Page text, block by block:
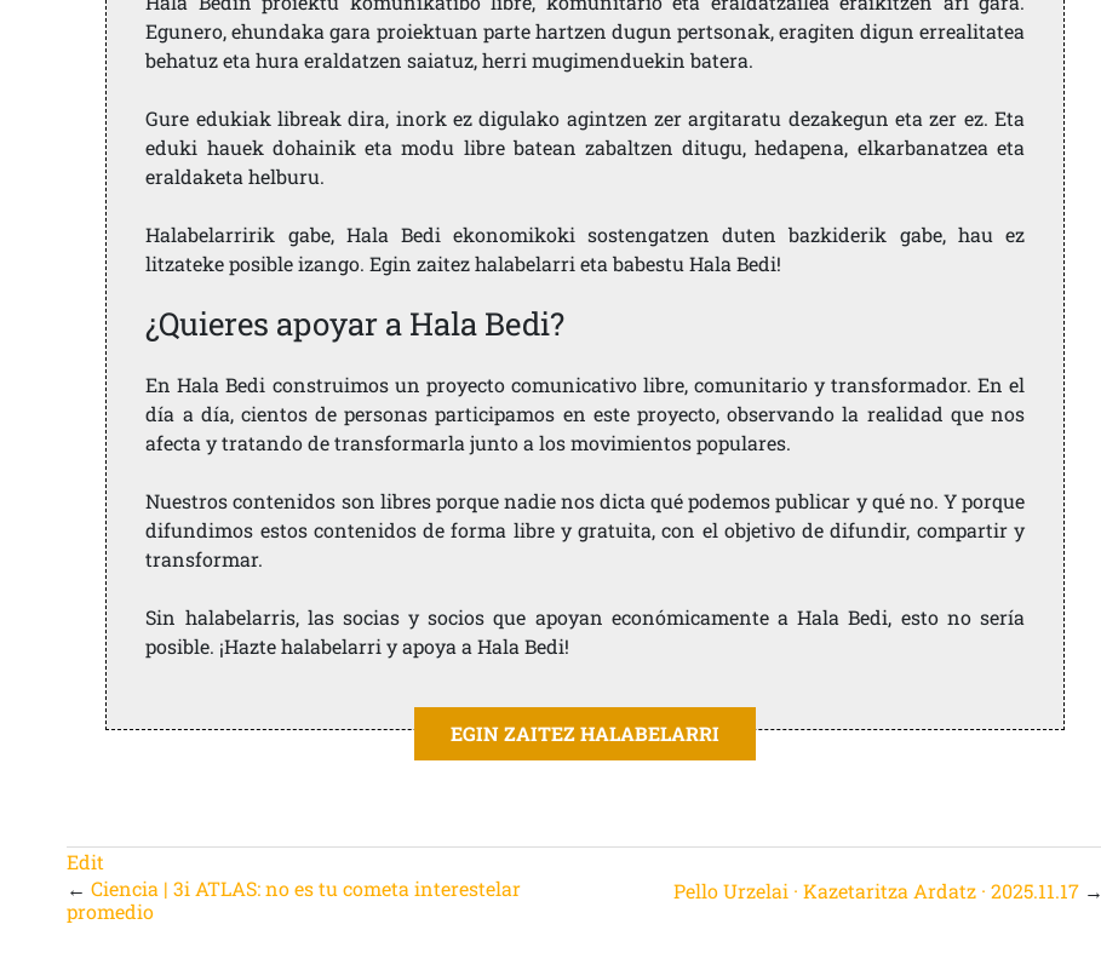
Egunero, ehundaka gara proiektuan parte hartzen dugun pertsonak, eragiten digun errealitatea
behatuz eta hura eraldatzen saiatuz, herri mugimenduekin batera.
Gure edukiak libreak dira, inork ez digulako agintzen zer argitaratu dezakegun eta zer ez. Eta
eduki hauek dohainik eta modu libre batean zabaltzen ditugu, hedapena, elkarbanatzea eta
eraldaketa helburu.
Halabelarririk gabe, Hala Bedi ekonomikoki sostengatzen duten bazkiderik gabe, hau ez
litzateke posible izango. Egin zaitez halabelarri eta babestu Hala Bedi!
¿Quieres apoyar a Hala Bedi?
En Hala Bedi construimos un proyecto comunicativo libre, comunitario y transformador. En el
día a día, cientos de personas participamos en este proyecto, observando la realidad que nos
afecta y tratando de transformarla junto a los movimientos populares.
Nuestros contenidos son libres porque nadie nos dicta qué podemos publicar y qué no. Y porque
difundimos estos contenidos de forma libre y gratuita, con el objetivo de difundir, compartir y
transformar.
Sin halabelarris, las socias y socios que apoyan económicamente a Hala Bedi, esto no sería
posible. ¡Hazte halabelarri y apoya a Hala Bedi!
EGIN ZAITEZ HALABELARRI
Edit
←Ciencia | 3i ATLAS: no es tu cometa interestelar
promedio
Pello Urzelai · Kazetaritza Ardatz · 2025.11.17→